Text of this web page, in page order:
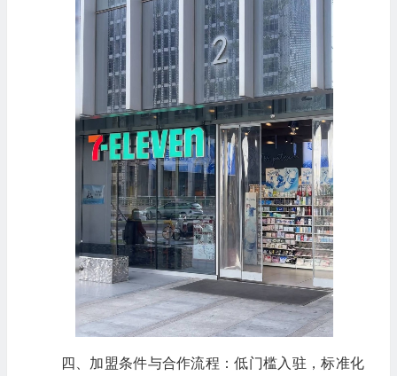
四、加盟条件与合作流程：低门槛入驻，标准化